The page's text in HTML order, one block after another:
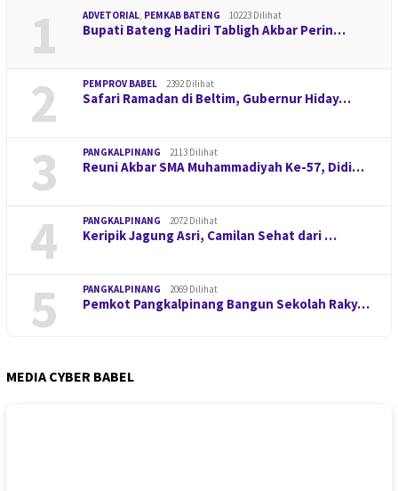
1 ADVETORIAL, PEMKAB BATENG 10223 Dilihat
Bupati Bateng Hadiri Tabligh Akbar Perin…
2 PEMPROV BABEL 2392 Dilihat
Safari Ramadan di Beltim, Gubernur Hiday…
3 PANGKALPINANG 2113 Dilihat
Reuni Akbar SMA Muhammadiyah Ke-57, Didi…
4 PANGKALPINANG 2072 Dilihat
Keripik Jagung Asri, Camilan Sehat dari …
5 PANGKALPINANG 2069 Dilihat
Pemkot Pangkalpinang Bangun Sekolah Raky…
MEDIA CYBER BABEL